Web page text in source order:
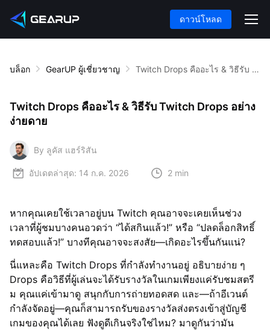
ดาวน์โหลด
บล็อก GearUP ผู้เชี่ยวชาญ Twitch Drops คืออะไร & วิธีรับ Twitch Drops อย่างง่ายดาย
Twitch Drops คืออะไร & วิธีรับ Twitch Drops อย่าง
ง่ายดาย
By ลูคัส แฮร์ริสัน
อัปเดตล่าสุด: 14 ก.ค. 2026 2 min
หากคุณเคยใช้เวลาอยู่บน Twitch คุณอาจจะเคยเห็นช่วง
เวลาที่ผู้ชมบางคนอวดว่า “ได้สกินแล้ว!” หรือ “ปลดล็อกสิทธิ์
ทดสอบแล้ว!” บางทีคุณอาจจะสงสัย—เกิดอะไรขึ้นกันแน่?
นี่แหละคือ Twitch Drops ที่กำลังทำงานอยู่ อธิบายง่าย ๆ
Drops คือวิธีที่ผู้เล่นจะได้รับรางวัลในเกมเพียงแค่รับชมสตรี
ม คุณแค่เข้ามาดู สนุกกับการถ่ายทอดสด และ—ถ้าอีเวนต์
กำลังจัดอยู่—คุณก็สามารถรับของรางวัลส่งตรงเข้าสู่บัญชี
เกมของคุณได้เลย ฟังดูดีเกินจริงใช่ไหม? มาดูกันว่ามัน